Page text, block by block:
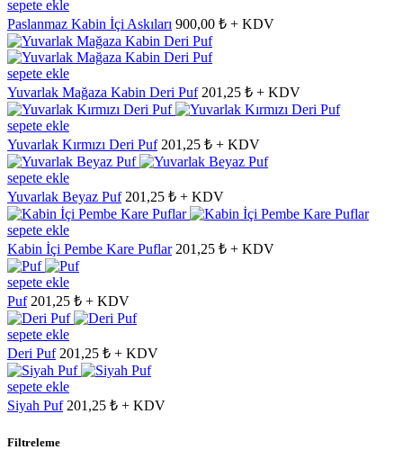
sepete ekle
Paslanmaz Kabin İçi Askıları 900,00 ₺ + KDV
sepete ekle
Yuvarlak Mağaza Kabin Deri Puf 201,25 ₺ + KDV
sepete ekle
Yuvarlak Kırmızı Deri Puf 201,25 ₺ + KDV
sepete ekle
Yuvarlak Beyaz Puf 201,25 ₺ + KDV
sepete ekle
Kabin İçi Pembe Kare Puflar 201,25 ₺ + KDV
sepete ekle
Puf 201,25 ₺ + KDV
sepete ekle
Deri Puf 201,25 ₺ + KDV
sepete ekle
Siyah Puf 201,25 ₺ + KDV
Filtreleme